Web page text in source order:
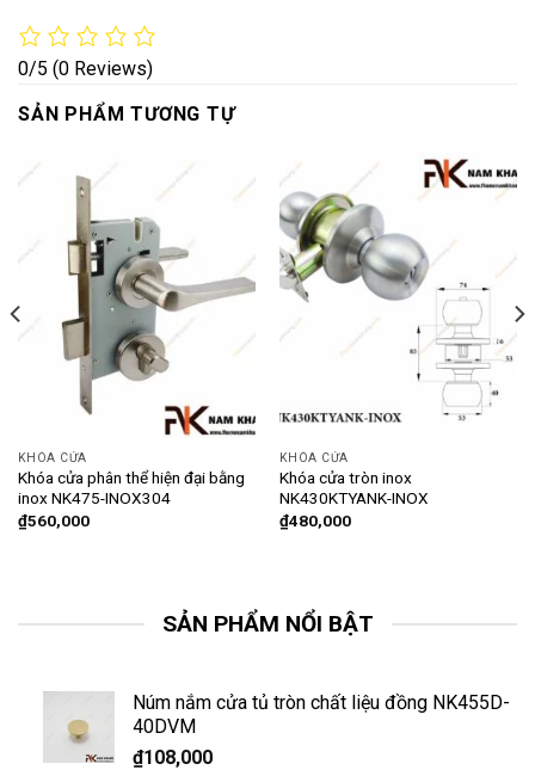
0/5 (0 Reviews)
SẢN PHẨM TƯƠNG TỰ
KHÓA CỬA
Khóa cửa phân thể hiện đại bằng
inox NK475-INOX304
₫560,000
KHÓA CỬA
Khóa cửa tròn inox
NK430KTYANK-INOX
₫480,000
SẢN PHẨM NỔI BẬT
Núm nắm cửa tủ tròn chất liệu đồng NK455D-
40DVM
₫108,000